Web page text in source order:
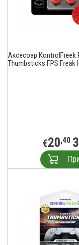
Аксесоар KontrolFreek
Thumbsticks FPS Freak
€20,40